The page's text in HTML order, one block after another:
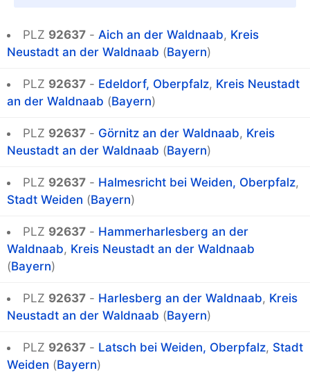
PLZ 92637 - Aich an der Waldnaab, Kreis
Neustadt an der Waldnaab (Bayern)
PLZ 92637 - Edeldorf, Oberpfalz, Kreis Neustadt
an der Waldnaab (Bayern)
PLZ 92637 - Görnitz an der Waldnaab, Kreis
Neustadt an der Waldnaab (Bayern)
PLZ 92637 - Halmesricht bei Weiden, Oberpfalz,
Stadt Weiden (Bayern)
PLZ 92637 - Hammerharlesberg an der
Waldnaab, Kreis Neustadt an der Waldnaab
(Bayern)
PLZ 92637 - Harlesberg an der Waldnaab, Kreis
Neustadt an der Waldnaab (Bayern)
PLZ 92637 - Latsch bei Weiden, Oberpfalz, Stadt
Weiden (Bayern)